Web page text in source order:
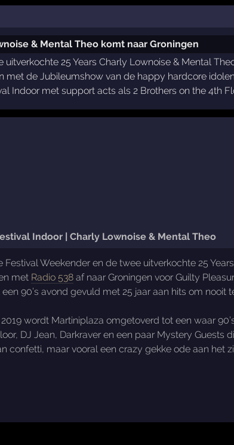
& Mental Theo komt naar Groningen
uitverkochte 25 Years Charly Lownoise & Mental
met de Jubileumshow van de happy hardcore
Indoor met support acts als 2 Brothers on the 4th
Indoor | Charly Lownoise & Mental Theo
Festival Weekender en de twee uitverkochte 25 Years
met Radio 538af naar Groningen voor Guilty
90’s avond gevuld met 25 jaar aan hits om nooit
wordt Martiniplaza omgetoverd tot een waar
DJ Jean, Darkraver en een paar Mystery
confetti, maar vooral een crazy gekke ode aan het